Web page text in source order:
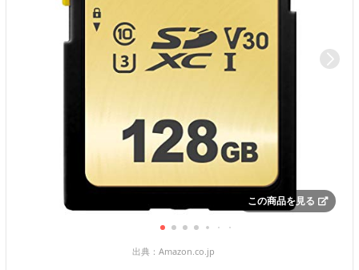
この商品を見る
出典： Amazon.co.jp